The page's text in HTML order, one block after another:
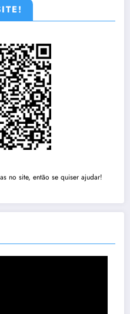
no site, então se quiser ajudar!